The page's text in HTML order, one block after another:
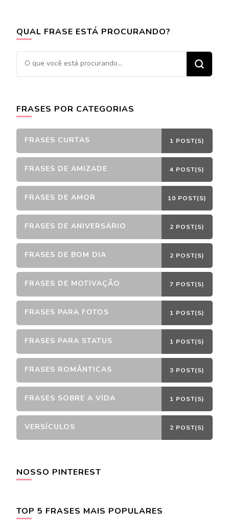
QUAL FRASE ESTÁ PROCURANDO?
Procurando
algo?
FRASES POR CATEGORIAS
FRASES CURTAS 1 POST(S)
FRASES DE AMIZADE 4 POST(S)
FRASES DE AMOR 10 POST(S)
FRASES DE ANIVERSÁRIO 2 POST(S)
FRASES DE BOM DIA 2 POST(S)
FRASES DE MOTIVAÇÃO 7 POST(S)
FRASES PARA FOTOS 1 POST(S)
FRASES PARA STATUS 1 POST(S)
FRASES ROMÂNTICAS 3 POST(S)
FRASES SOBRE A VIDA 1 POST(S)
VERSÍCULOS 2 POST(S)
NOSSO PINTEREST
TOP 5 FRASES MAIS POPULARES